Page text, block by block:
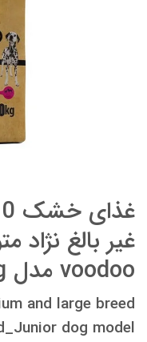
غیر بالغ نژاد
voodoo مدل junior dog
and large breed
dog model